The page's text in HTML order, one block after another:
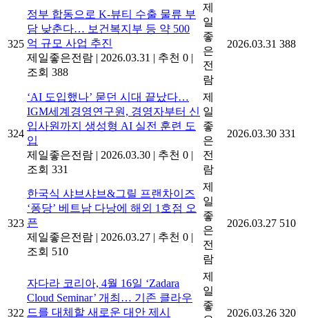
325
정부 합동으로 K-뷰티 수출 물류 부
담 낮춘다… 보건복지부 등 약 500
억 규모 사업 추진
제일좋은전람 | 2026.03.31 | 추천 0 |
조회 388
제
일
좋
은
전
람
2026.03.31 388
324
‘AI 도입했나’ 묻던 시대 끝났다…
IGM세계경영연구원, 경영자부터 신
입사원까지 생성형 AI 실전 훈련 도
입
제일좋은전람 | 2026.03.30 | 추천 0 |
조회 331
제
일
좋
은
전
람
2026.03.30 331
323
한국식 샤브샤브&그릴 프랜차이즈
‘퐁당’ 베트남 다낭에 해외 1호점 오
픈
제일좋은전람 | 2026.03.27 | 추천 0 |
조회 510
제
일
좋
은
전
람
2026.03.27 510
322
자다라 코리아, 4월 16일 ‘Zadara
Cloud Seminar’ 개최… 기존 클라우
드를 대체할 새로운 대안 제시
제
일
좋
2026.03.26 320